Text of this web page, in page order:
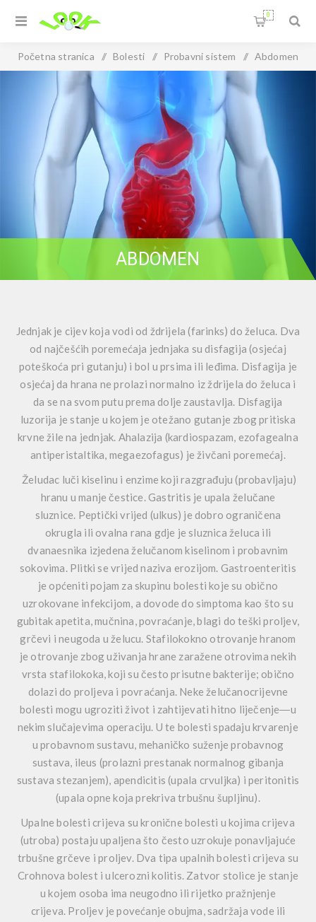
0
Početna stranica / Bolesti / Probavni sistem / Abdomen
ABDOMEN
Jednjak je cijev koja vodi od ždrijela (farinks) do želuca. Dva
od najčešćih poremećaja jednjaka su disfagija (osjećaj
poteškoća pri gutanju) i bol u prsima ili leđima. Disfagija je
osjećaj da hrana ne prolazi normalno iz ždrijela do želuca i
da se na svom putu prema dolje zaustavlja. Disfagija
luzorija je stanje u kojem je otežano gutanje zbog pritiska
krvne žile na jednjak. Ahalazija (kardiospazam, ezofagealna
antiperistaltika, megaezofagus) je živčani poremećaj.
Želudac luči kiselinu i enzime koji razgrađuju (probavljaju)
hranu u manje čestice. Gastritis je upala želučane
sluznice. Peptički vrijed (ulkus) je dobro ograničena
okrugla ili ovalna rana gdje je sluznica želuca ili
dvanaesnika izjedena želučanom kiselinom i probavnim
sokovima. Plitki se vrijed naziva erozijom. Gastroenteritis
je općeniti pojam za skupinu bolesti koje su obično
uzrokovane infekcijom, a dovode do simptoma kao što su
gubitak apetita, mučnina, povraćanje, blagi do teški proljev,
grčevi i neugoda u želucu. Stafilokokno otrovanje hranom
je otrovanje zbog uživanja hrane zaražene otrovima nekih
vrsta stafilokoka, koji su često prisutne bakterije; obično
dolazi do proljeva i povraćanja. Neke želučanocrijevne
bolesti mogu ugroziti život i zahtijevati hitno liječenje―u
nekim slučajevima operaciju. U te bolesti spadaju krvarenje
u probavnom sustavu, mehaničko suženje probavnog
sustava, ileus (prolazni prestanak normalnog gibanja
sustava stezanjem), apendicitis (upala crvuljka) i peritonitis
(upala opne koja prekriva trbušnu šupljinu).
Upalne bolesti crijeva su kronične bolesti u kojima crijeva
(utroba) postaju upaljena što često uzrokuje ponavljajuće
trbušne grčeve i proljev. Dva tipa upalnih bolesti crijeva su
Crohnova bolest i ulcerozni kolitis. Zatvor stolice je stanje
u kojem osoba ima neugodno ili rijetko pražnjenje
crijeva. Proljev je povećanje obujma, sadržaja vode ili